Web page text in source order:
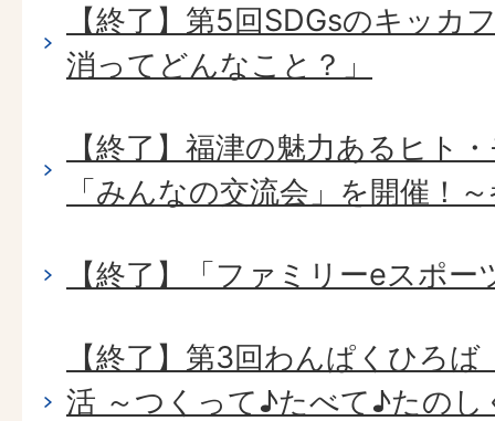
【終了】第5回SDGsのキッカ
消ってどんなこと？」
【終了】福津の魅力あるヒト
「みんなの交流会」を開催！
【終了】「ファミリーeスポ
【終了】第3回わんぱくひろ
活 ～つくって♪たべて♪たのし